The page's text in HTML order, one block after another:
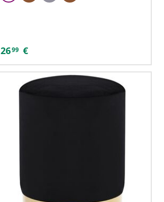
2699 €